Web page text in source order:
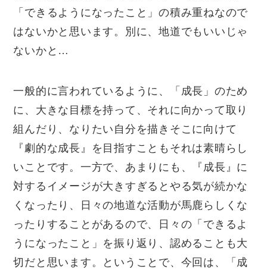
「できるようになったこと」の積み重ねなので
はないかと思います。別に、地道でもいいじゃ
ないかと …
一般的に言われているように、「成長」のため
に、大きな目標を持って、それに向かって取り
組んだり、なりたい自分を描きそこに向けて
『劇的な成長』を目指すこともそれは素晴らし
いことです。一方で、あまりにも、『成長』に
対するイメージが大きすぎるとやる気が続かな
くなったり、日々の地道な活動が馬鹿らしくな
ったりすることがあるので、日々の「できるよ
うになったこと」を振り返り、認めることも大
切だと思います。ということで、今回は、「成